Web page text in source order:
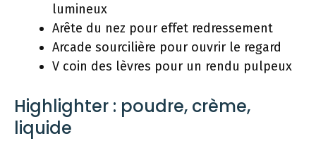
lumineux
Arête du nez pour effet redressement
Arcade sourcilière pour ouvrir le regard
V coin des lèvres pour un rendu pulpeux
Highlighter : poudre, crème,
liquide